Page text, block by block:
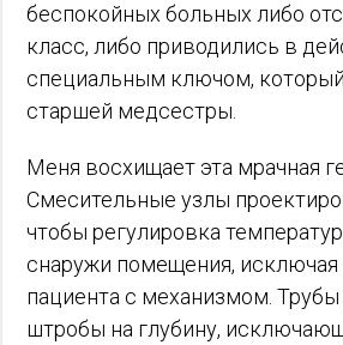
беспокойных больных либо
класс, либо приводились в
специальным ключом,
старшей медсестры.
Меня восхищает эта мрачная
Смесительные узлы
чтобы регулировка
снаружи помещения, исключая
пациента с механизмом.
штробы на глубину,